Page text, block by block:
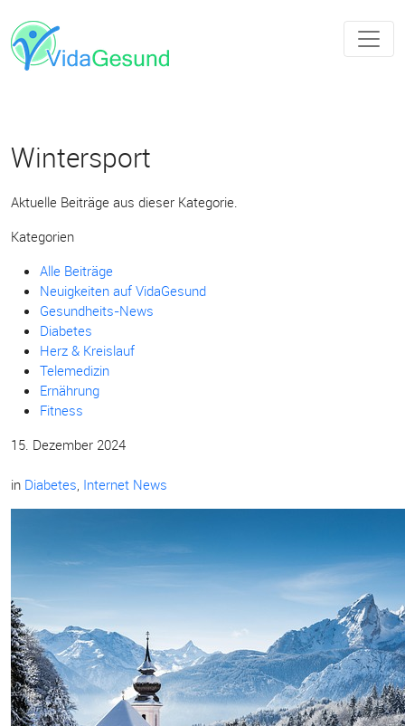
Wintersport
Aktuelle Beiträge aus dieser Kategorie.
Kategorien
Alle Beiträge
Neuigkeiten auf VidaGesund
Gesundheits-News
Diabetes
Herz & Kreislauf
Telemedizin
Ernährung
Fitness
15. Dezember 2024
in Diabetes, Internet News